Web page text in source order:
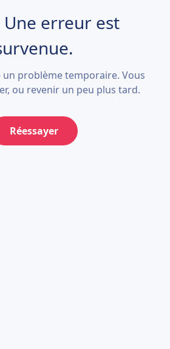
Une erreur est
un problème temporaire. Vous
ou revenir un peu plus tard.
Réessayer